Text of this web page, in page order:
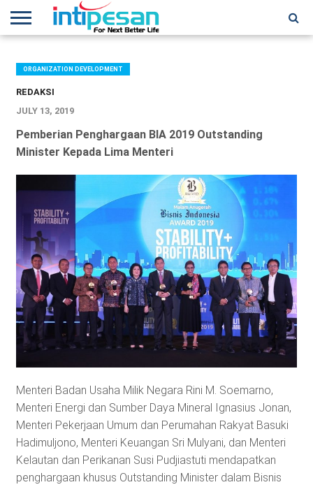
NEWS
CONFERENCES
TRAINING
IPSHOW
EVENT
IP
NETWORK
MORE
ORGANIZATION DEVELOPMENT
REDAKSI
JULY 13, 2019
Pemberian Penghargaan BIA 2019 Outstanding
Minister Kepada Lima Menteri
Menteri Badan Usaha Milik Negara Rini M. Soemarno,
Menteri Energi dan Sumber Daya Mineral Ignasius Jonan,
Menteri Pekerjaan Umum dan Perumahan Rakyat Basuki
Hadimuljono, Menteri Keuangan Sri Mulyani, dan Menteri
Kelautan dan Perikanan Susi Pudjiastuti mendapatkan
penghargaan khusus Outstanding Minister dalam Bisnis